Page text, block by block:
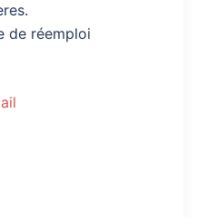
de réemploi